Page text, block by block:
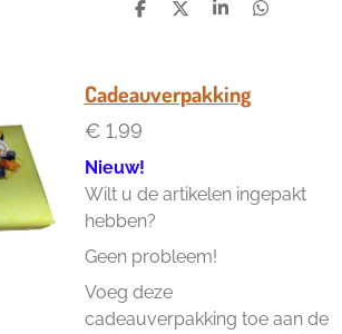
D
D
S
e
D
Cadeauverpakking
€ 1,99
Nieuw!
Wilt u de artikelen ingepakt
hebben?
Geen probleem!
Voeg deze
cadeauverpakking toe aan de